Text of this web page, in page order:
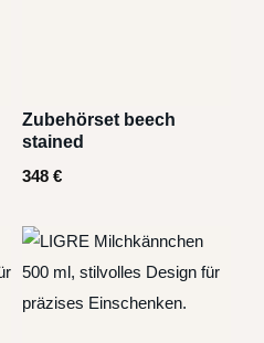
Zubehörset beech
stained
348 €